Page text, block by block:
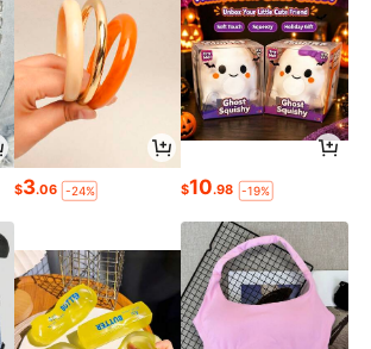
$3.06 -24% $10.98 -19%